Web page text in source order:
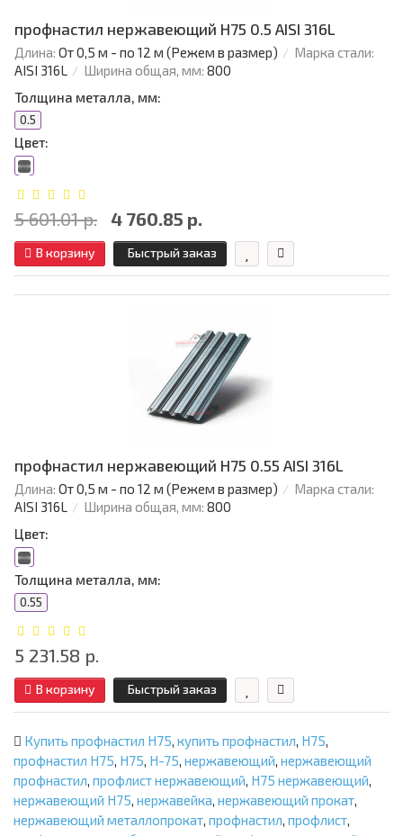
профнастил нержавеющий H75 0.5 AISI 316L
Длина: От 0,5 м - по 12 м (Режем в размер)
Марка стали:
AISI 316L
Ширина общая, мм: 800
Толщина металла, мм:
0.5
Цвет:
5 601.01 р. 4 760.85 р.
В корзину Быстрый заказ
профнастил нержавеющий H75 0.55 AISI 316L
Длина: От 0,5 м - по 12 м (Режем в размер)
Марка стали:
AISI 316L
Ширина общая, мм: 800
Цвет:
Толщина металла, мм:
0.55
5 231.58 р.
В корзину Быстрый заказ
Купить профнастил Н75, купить профнастил, Н75,
профнастил Н75, Н75, Н-75, нержавеющий, нержавеющий
профнастил, профлист нержавеющий, Н75 нержавеющий,
нержавеющий Н75, нержавейка, нержавеющий прокат,
нержавеющий металлопрокат, профнастил, профлист,